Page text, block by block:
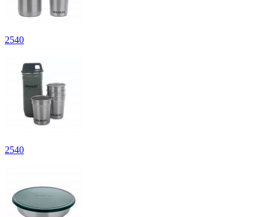
2540
2540